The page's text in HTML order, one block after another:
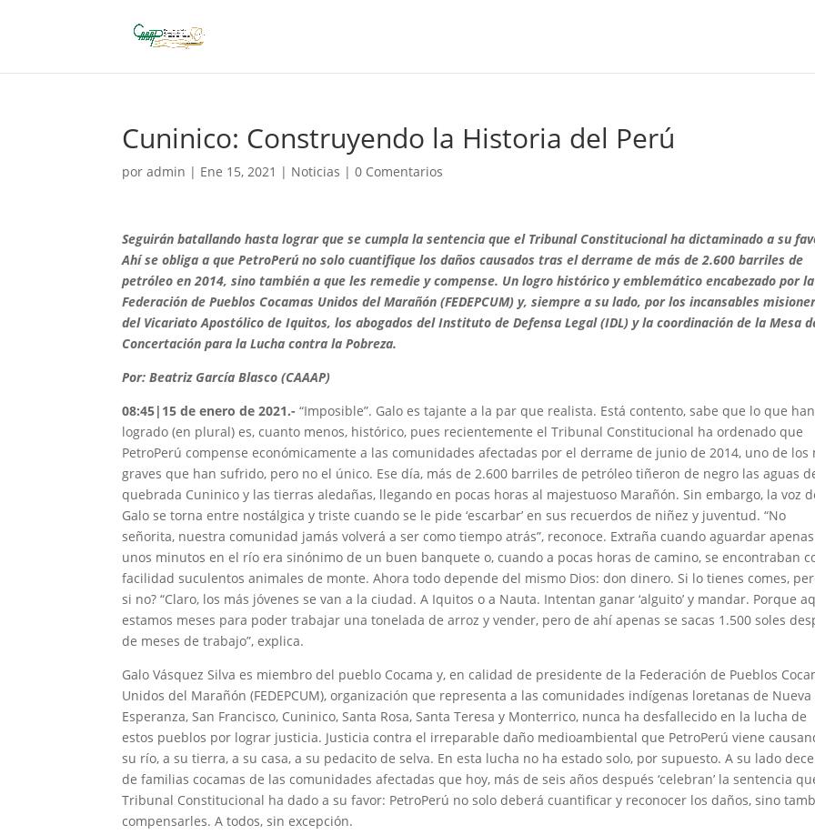
Cuninico: Construyendo la Historia del Perú
poradmin | Ene 15, 2021 | Noticias |0 Comentarios
Seguirán batallando hasta lograr que se cumpla la sentencia que el Tribunal Constitucional ha dictaminado a su
Ahí se obliga a que PetroPerú no solo cuantifique los daños causados tras el derrame de más de 2.600 barriles de
petróleo en 2014, sino también a que les remedie y compense. Un logro histórico y emblemático encabezado por la
Federación de Pueblos Cocamas Unidos del Marañón (FEDEPCUM) y, siempre a su lado, por los incansables
del Vicariato Apostólico de Iquitos, los abogados del Instituto de Defensa Legal (IDL) y la coordinación de la Mesa
Concertación para la Lucha contra la Pobreza.
Por: Beatriz García Blasco (CAAAP)
08:45|15 de enero de 2021.-“Imposible”. Galo es tajante a la par que realista. Está contento, sabe que lo que han
logrado (en plural) es, cuanto menos, histórico, pues recientemente el Tribunal Constitucional ha ordenado que
PetroPerú compense económicamente a las comunidades afectadas por el derrame de junio de 2014, uno de los
graves que han sufrido, pero no el único. Ese día, más de 2.600 barriles de petróleo tiñeron de negro las aguas
quebrada Cuninico y las tierras aledañas, llegando en pocas horas al majestuoso Marañón. Sin embargo, la voz
Galo se torna entre nostálgica y triste cuando se le pide ‘escarbar’ en sus recuerdos de niñez y juventud. “No
señorita, nuestra comunidad jamás volverá a ser como tiempo atrás”, reconoce. Extraña cuando aguardar apenas
unos minutos en el río era sinónimo de un buen banquete o, cuando a pocas horas de camino, se encontraban
facilidad suculentos animales de monte. Ahora todo depende del mismo Dios: don dinero. Si lo tienes comes,
si no? “Claro, los más jóvenes se van a la ciudad. A Iquitos o a Nauta. Intentan ganar ‘alguito’ y mandar. Porque
estamos meses para poder trabajar una tonelada de arroz y vender, pero de ahí apenas se sacas 1.500 soles
de meses de trabajo”, explica.
Galo Vásquez Silva es miembro del pueblo Cocama y, en calidad de presidente de la Federación de Pueblos
Unidos del Marañón (FEDEPCUM), organización que representa a las comunidades indígenas loretanas de Nueva
Esperanza, San Francisco, Cuninico, Santa Rosa, Santa Teresa y Monterrico, nunca ha desfallecido en la lucha de
estos pueblos por lograr justicia. Justicia contra el irreparable daño medioambiental que PetroPerú viene
su río, a su tierra, a su casa, a su pedacito de selva. En esta lucha no ha estado solo, por supuesto. A su lado
de familias cocamas de las comunidades afectadas que hoy, más de seis años después ‘celebran’ la sentencia
Tribunal Constitucional ha dado a su favor: PetroPerú no solo deberá cuantificar y reconocer los daños, sino
compensarles. A todos, sin excepción.